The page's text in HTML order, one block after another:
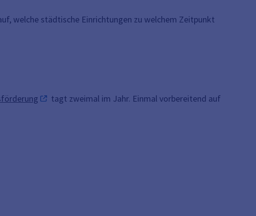
welche städtische Einrichtungen zu welchem Zeitpunkt
tagt zweimal im Jahr. Einmal vorbereitend auf